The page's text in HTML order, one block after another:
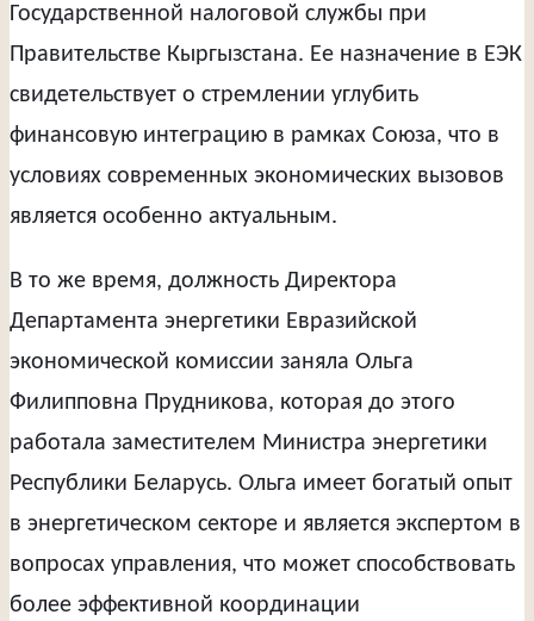
Государственной налоговой службы при
Правительстве Кыргызстана. Ее назначение в ЕЭК
свидетельствует о стремлении углубить
финансовую интеграцию в рамках Союза, что в
условиях современных экономических вызовов
является особенно актуальным.
В то же время, должность Директора
Департамента энергетики Евразийской
экономической комиссии заняла Ольга
Филипповна Прудникова, которая до этого
работала заместителем Министра энергетики
Республики Беларусь. Ольга имеет богатый опыт
в энергетическом секторе и является экспертом в
вопросах управления, что может способствовать
более эффективной координации